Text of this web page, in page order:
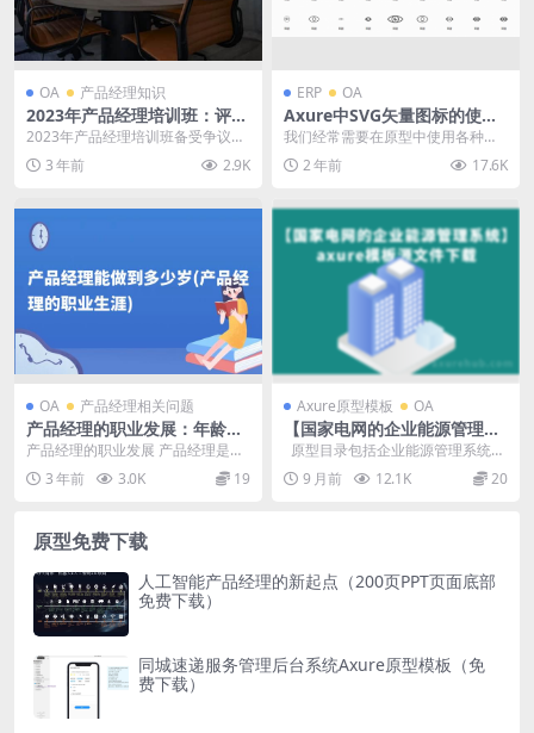
OA 产品经理知识
2023年产品经理培训班：评价
与吸引力背后的原因及应对策
略
2023年产品经理培训班备受争议，
有人认为这些培训班全是误人子
弟，但仍有人上当受...
3 年前 2.9K
ERP OA
Axure中SVG矢量图标的使用
方法及资源推荐｜axurehub
设计教程
我们经常需要在原型中使用各种各
样的图标，所以往往需要大量的图
标素材。并且，为了保...
2 年前 17.6K
OA 产品经理相关问题
产品经理的职业发展：年龄不
是障碍，经验与技能才是关键
产品经理的职业发展 产品经理是一
项充满挑战和发展机会的职业。他
们负责产品策划、需...
3 年前 3.0K 19
Axure原型模板 OA
【国家电网的企业能源管理系
统】axure模板源文件下载
原型目录包括企业能源管理系统
登陆 首页 首页（普通员工） 首页
（...9 月前 12.1K 20
原型免费下载
人工智能产品经理的新起点（200页PPT页面底部
免费下载）
同城速递服务管理后台系统Axure原型模板（免
费下载）